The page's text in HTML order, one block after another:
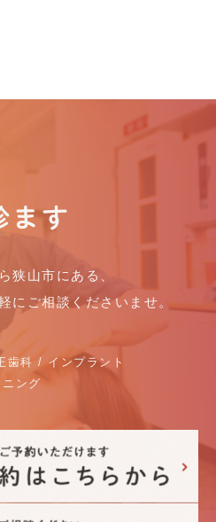
ます
狭山市にある、
にご相談くださいませ。
科 / インプラント
ング